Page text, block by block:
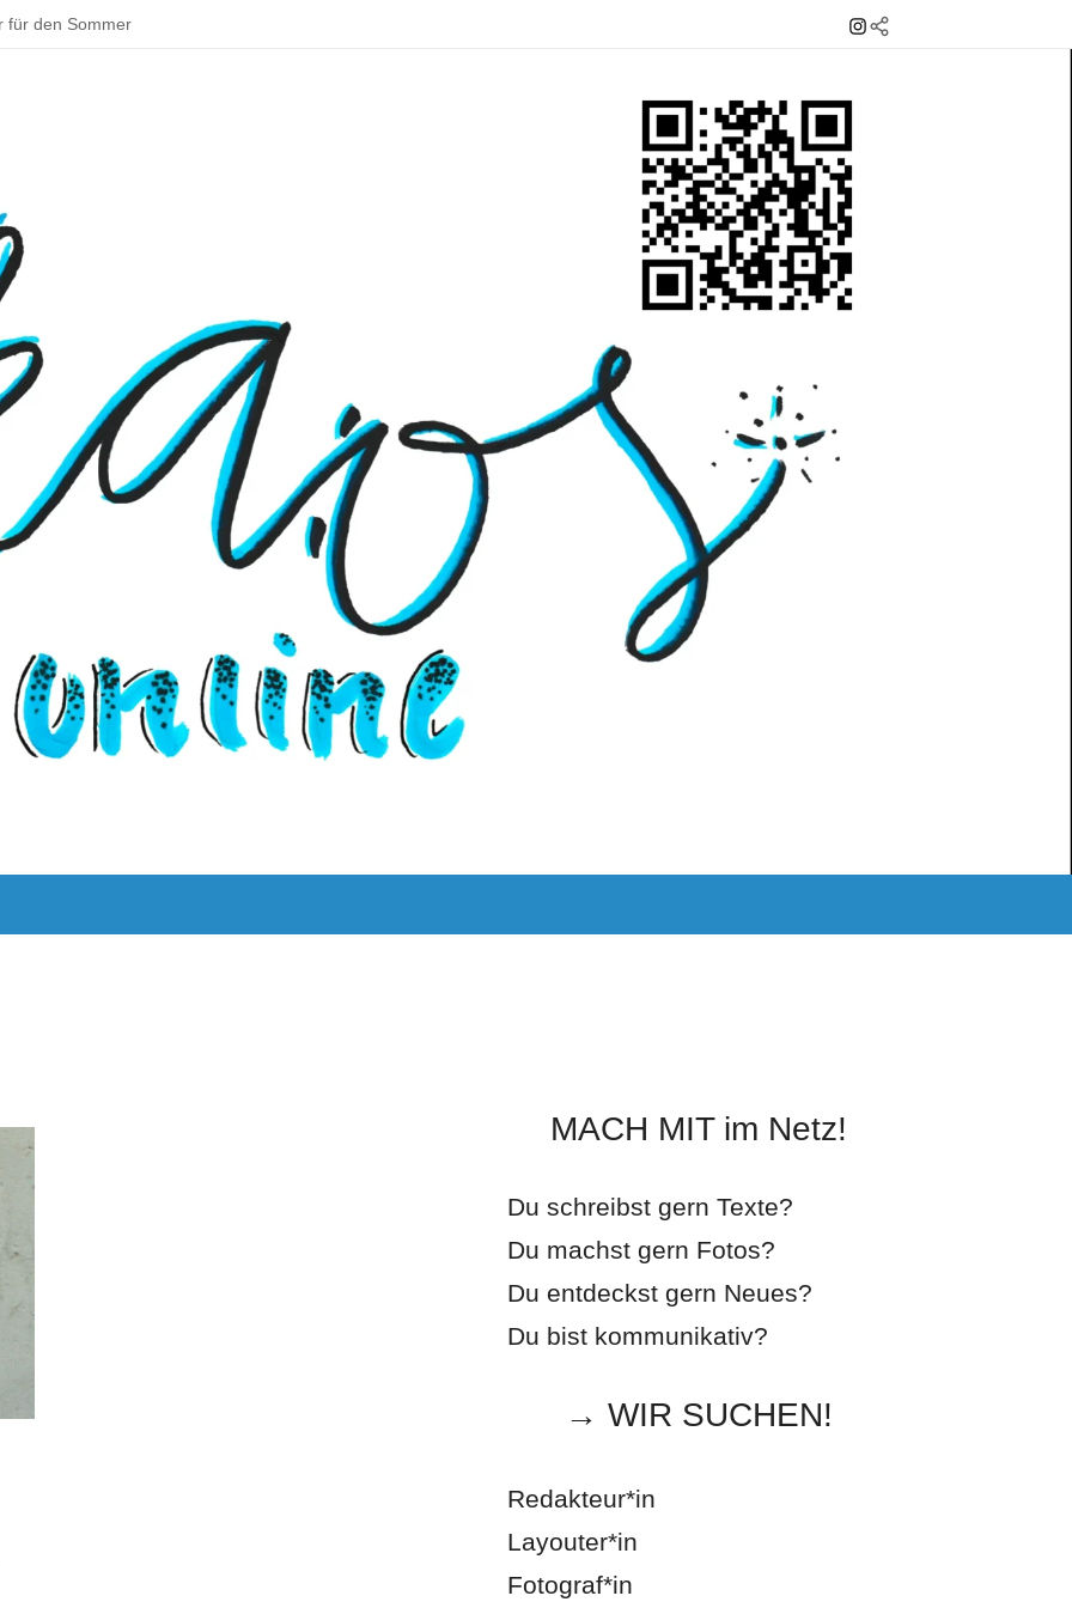
für den Sommer
beim Schulfest
Rund um Jena
muss in Deutschland Gewerbe anmelden
ins Klassenzimmer: Das Praxissemester
Schulmensa beginnt
und Wissenswertes über Doping
Instagram
MACH MIT im Netz!
Du schreibst gern Texte?
Du machst gern Fotos?
Du entdeckst gern Neues?
Du bist kommunikativ?
→ WIR SUCHEN!
Redakteur*in
Layouter*in
Fotograf*in